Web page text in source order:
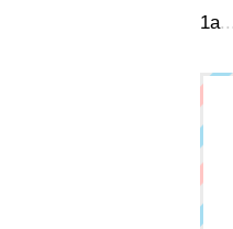
1а